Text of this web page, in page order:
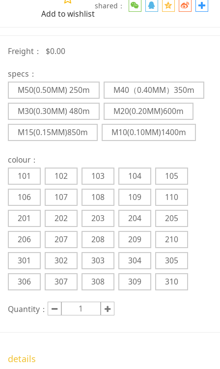
shared：
Add to wishlist
Freight： $0.00
specs：
M50(0.50MM) 250m
M40（0.40MM）350m
M30(0.30MM) 480m
M20(0.20MM)600m
M15(0.15MM)850m
M10(0.10MM)1400m
colour：
101
102 103 104
105
106
107 108 109
110
201
202 203 204
205
206
207 208 209
210
301
302 303 304
305
306
307 308 309 310
Quantity：
details